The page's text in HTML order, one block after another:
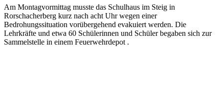
Am Montagvormittag musste das Schulhaus im Steig in
Rorschacherberg kurz nach acht Uhr wegen einer
Bedrohungssituation vorübergehend evakuiert werden. Die
Lehrkräfte und etwa 60 Schülerinnen und Schüler begaben sich zur
Sammelstelle in einem Feuerwehrdepot .